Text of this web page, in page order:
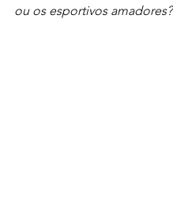
ou os esportivos amadores?